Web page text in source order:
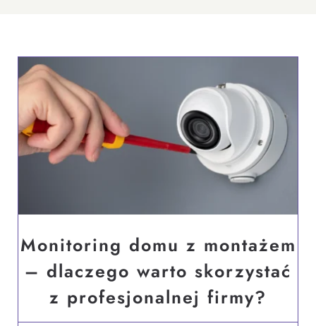
Monitoring domu z montażem
– dlaczego warto skorzystać
z profesjonalnej firmy?